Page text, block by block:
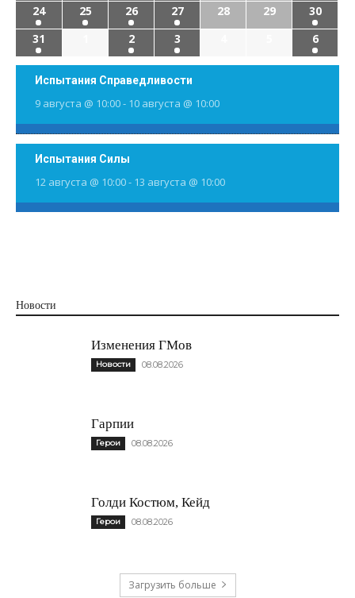
24
25 26 27 28 29
30
31
2 3 6
Испытания Справедливости
9 августа @ 10:00- 10 августа @ 10:00
Испытания Силы
12 августа @ 10:00- 13 августа @ 10:00
Новости
Изменения ГМов
Новости 08.08.2026
Гарпии
Герои 08.08.2026
Голди Костюм, Кейд
Герои 08.08.2026
Загрузить больше